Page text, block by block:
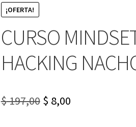
¡OFERTA!
CURSO
HACKING
$197,00 Original
$ 8,00Current